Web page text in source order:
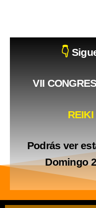
👇
VII
Podrás ver
Domingo